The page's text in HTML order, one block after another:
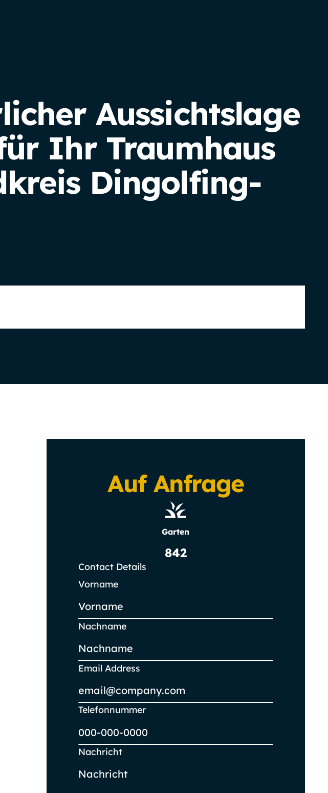
Aussichtslage
Ihr Traumhaus
Dingolfing-
Auf Anfrage
Garten
842
Contact Details
Vorname
Nachname
Email Address
Telefonnummer
Nachricht